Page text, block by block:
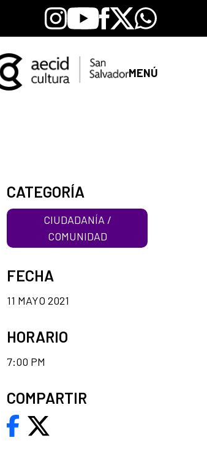
Instagram
YoutubeFacebook
X Whatsapp
MENÚ
CATEGORÍA
CIUDADANÍA /
COMUNIDAD
FECHA
11 MAYO 2021
HORARIO
7:00 PM
COMPARTIR